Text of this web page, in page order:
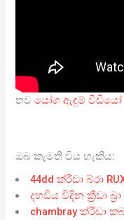
තවයෝග ඇඳුම් වීඩියෝ
ඔබ කැමති විය හැකිය:
44dd ක්රීඩා බ්රා
දහඩිය විදින ක්‍රීඩා බ්‍රා
chambray ක්රීඩා